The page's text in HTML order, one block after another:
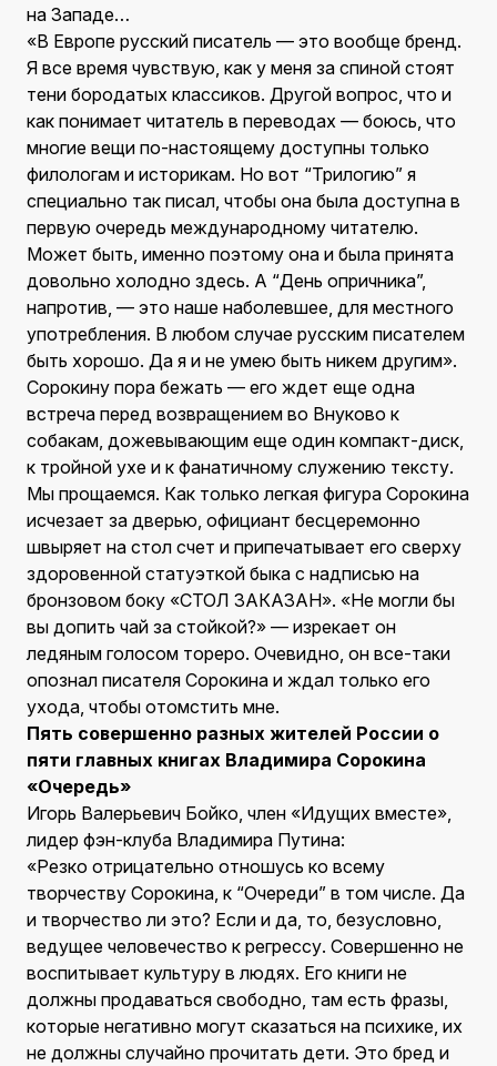
на Западе…
«В Европе русский писатель — это вообще бренд.
Я все время чувствую, как у меня за спиной стоят
тени бородатых классиков. Другой вопрос, что и
как понимает читатель в переводах — боюсь, что
многие вещи по-настоящему доступны только
филологам и историкам. Но вот “Трилогию” я
специально так писал, чтобы она была доступна в
первую очередь международному читателю.
Может быть, именно поэтому она и была принята
довольно холодно здесь. А “День опричника”,
напротив, — это наше наболевшее, для местного
употребления. В любом случае русским писателем
быть хорошо. Да я и не умею быть никем другим».
Сорокину пора бежать — его ждет еще одна
встреча перед возвращением во Внуково к
собакам, дожевывающим еще один компакт-диск,
к тройной ухе и к фанатичному служению тексту.
Мы прощаемся. Как только легкая фигура Сорокина
исчезает за дверью, официант бесцеремонно
швыряет на стол счет и припечатывает его сверху
здоровенной статуэткой быка с надписью на
бронзовом боку «СТОЛ ЗАКАЗАН». «Не могли бы
вы допить чай за стойкой?» — изрекает он
ледяным голосом тореро. Очевидно, он все-таки
опознал писателя Сорокина и ждал только его
ухода, чтобы отомстить мне.
Пять совершенно разных жителей России о
пяти главных книгах Владимира Сорокина
«Очередь»
Игорь Валерьевич Бойко, член «Идущих вместе»,
лидер фэн-клуба Владимира Путина:
«Резко отрицательно отношусь ко всему
творчеству Сорокина, к “Очереди” в том числе. Да
и творчество ли это? Если и да, то, безусловно,
ведущее человечество к регрессу. Совершенно не
воспитывает культуру в людях. Его книги не
должны продаваться свободно, там есть фразы,
которые негативно могут сказаться на психике, их
не должны случайно прочитать дети. Это бред и